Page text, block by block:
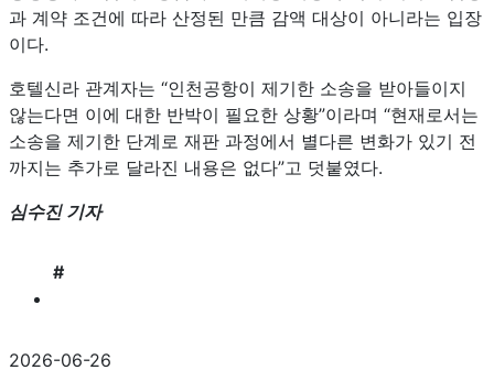
과 계약 조건에 따라 산정된 만큼 감액 대상이 아니라는 입장
이다.
호텔신라 관계자는 “인천공항이 제기한 소송을 받아들이지
않는다면 이에 대한 반박이 필요한 상황”이라며 “현재로서는
소송을 제기한 단계로 재판 과정에서 별다른 변화가 있기 전
까지는 추가로 달라진 내용은 없다”고 덧붙였다.
심수진 기자
#
2026-06-26